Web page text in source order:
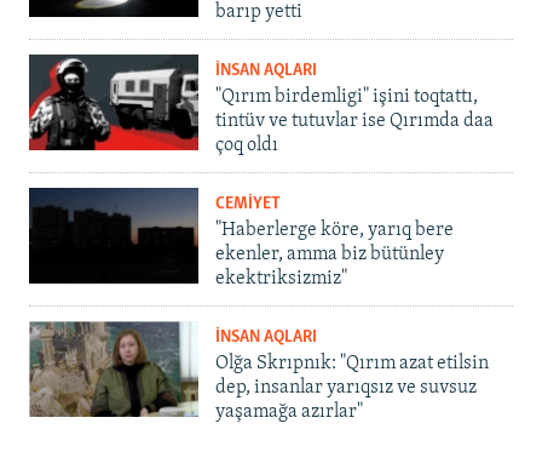
barıp yetti
İNSAN AQLARI
"Qırım birdemligi" işini toqtattı,
tintüv ve tutuvlar ise Qırımda daa
çoq oldı
CEMİYET
"Haberlerge köre, yarıq bere
ekenler, amma biz bütünley
ekektriksizmiz"
İNSAN AQLARI
Olğa Skrıpnık: "Qırım azat etilsin
dep, insanlar yarıqsız ve suvsuz
yaşamağa azırlar"